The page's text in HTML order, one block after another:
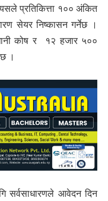
प्रतिकित्ता १०० अंकित
सेयर निष्कासन गर्नेछ ।
कोष र १२ हजार ५००
।
सर्वसाधारणले आवेदन दिन